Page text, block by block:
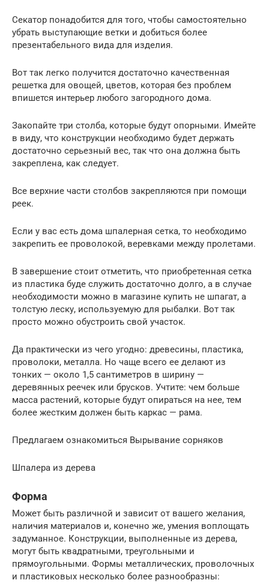
Секатор понадобится для того, чтобы самостоятельно
убрать выступающие ветки и добиться более
презентабельного вида для изделия.
Вот так легко получится достаточно качественная
решетка для овощей, цветов, которая без проблем
впишется интерьер любого загородного дома.
Закопайте три столба, которые будут опорными. Имейте
в виду, что конструкции необходимо будет держать
достаточно серьезный вес, так что она должна быть
закреплена, как следует.
Все верхние части столбов закрепляются при помощи
реек.
Если у вас есть дома шпалерная сетка, то необходимо
закрепить ее проволокой, веревками между пролетами.
В завершение стоит отметить, что приобретенная сетка
из пластика буде служить достаточно долго, а в случае
необходимости можно в магазине купить не шпагат, а
толстую леску, используемую для рыбалки. Вот так
просто можно обустроить свой участок.
Да практически из чего угодно: древесины, пластика,
проволоки, металла. Но чаще всего ее делают из
тонких — около 1,5 сантиметров в ширину —
деревянных реечек или брусков. Учтите: чем больше
масса растений, которые будут опираться на нее, тем
более жестким должен быть каркас — рама.
Предлагаем ознакомиться Вырывание сорняков
Шпалера из дерева
Форма
Может быть различной и зависит от вашего желания,
наличия материалов и, конечно же, умения воплощать
задуманное. Конструкции, выполненные из дерева,
могут быть квадратными, треугольными и
прямоугольными. Формы металлических, проволочных
и пластиковых несколько более разнообразны: